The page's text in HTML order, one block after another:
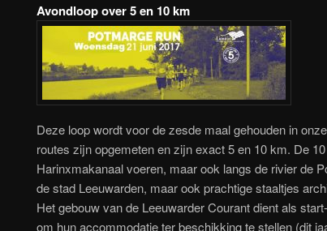
Avondloop over 5 en 10 km
Deze loop wordt voor de zesde maal gehouden in
routes zijn opgemeten en zijn exact 5 en 10 km. De
Harinxmakanaal voeren, maar ook langs de rivier de
de stad Leeuwarden, maar ook prachtige staaltjes
Het gebouw van de Leeuwarder Courant dient als
om hun accommodatie ter beschikking te stellen (dit